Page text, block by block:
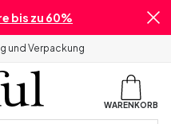
bis zu 60%
und Verpackung
WARENKORB